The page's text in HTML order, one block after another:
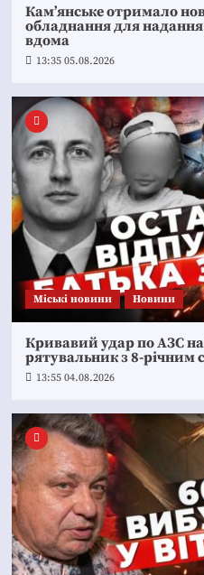
Кам’янське отримало
обладнання для
вдома
13:35 05.08.2026
Mіські новини Новини
Кривавий удар по АЗС
рятувальник з 8-річним
13:55 04.08.2026